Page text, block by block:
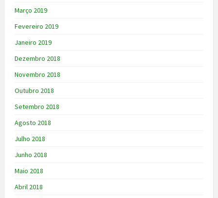
Março 2019
Fevereiro 2019
Janeiro 2019
Dezembro 2018
Novembro 2018
Outubro 2018
Setembro 2018
Agosto 2018
Julho 2018
Junho 2018
Maio 2018
Abril 2018